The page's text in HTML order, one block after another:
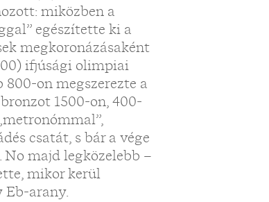
miközben a
egészítette ki a
megkoronázásaként
ifjúsági olimpiai
on megszerezte a
1500-on, 400-
csatát, s bár a vége
majd legközelebb –
mikor kerül
Eb-arany.